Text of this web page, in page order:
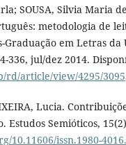
SOUSA, Silvia Maria
metodologia de
Graduação em Letras
336, jul/dez 2014.
article/view/4295/3095
Lucia.
Semióticos,
10.11606/issn.1980-